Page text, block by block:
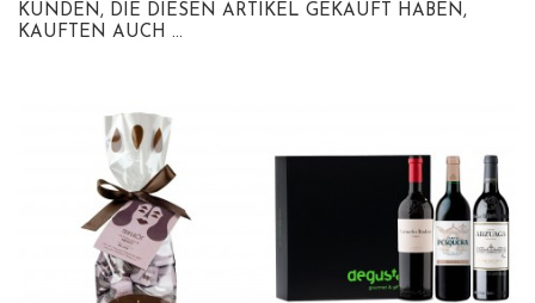
KUNDEN, DIE DIESEN ARTIKEL GEKAUFT HABEN,
KAUFTEN AUCH ...